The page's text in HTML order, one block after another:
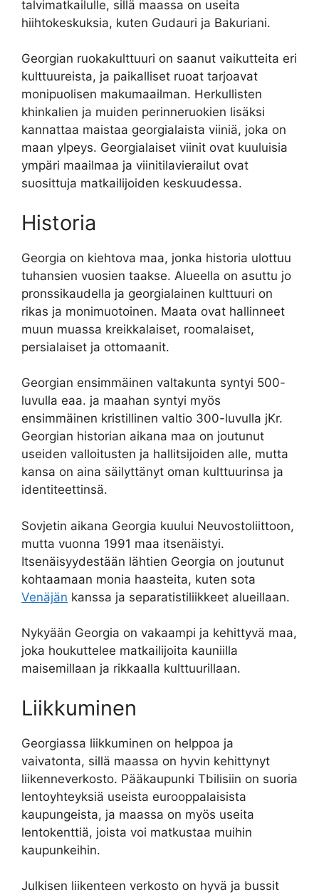
talvimatkailulle, sillä maassa on useita
hiihtokeskuksia, kuten Gudauri ja Bakuriani.
Georgian ruokakulttuuri on saanut vaikutteita eri
kulttuureista, ja paikalliset ruoat tarjoavat
monipuolisen makumaailman. Herkullisten
khinkalien ja muiden perinneruokien lisäksi
kannattaa maistaa georgialaista viiniä, joka on
maan ylpeys. Georgialaiset viinit ovat kuuluisia
ympäri maailmaa ja viinitilavierailut ovat
suosittuja matkailijoiden keskuudessa.
Historia
Georgia on kiehtova maa, jonka historia ulottuu
tuhansien vuosien taakse. Alueella on asuttu jo
pronssikaudella ja georgialainen kulttuuri on
rikas ja monimuotoinen. Maata ovat hallinneet
muun muassa kreikkalaiset, roomalaiset,
persialaiset ja ottomaanit.
Georgian ensimmäinen valtakunta syntyi 500-
luvulla eaa. ja maahan syntyi myös
ensimmäinen kristillinen valtio 300-luvulla jKr.
Georgian historian aikana maa on joutunut
useiden valloitusten ja hallitsijoiden alle, mutta
kansa on aina säilyttänyt oman kulttuurinsa ja
identiteettinsä.
Sovjetin aikana Georgia kuului Neuvostoliittoon,
mutta vuonna 1991 maa itsenäistyi.
Itsenäisyydestään lähtien Georgia on joutunut
kohtaamaan monia haasteita, kuten sota
Venäjän kanssa ja separatistiliikkeet alueillaan.
Nykyään Georgia on vakaampi ja kehittyvä maa,
joka houkuttelee matkailijoita kauniilla
maisemillaan ja rikkaalla kulttuurillaan.
Liikkuminen
Georgiassa liikkuminen on helppoa ja
vaivatonta, sillä maassa on hyvin kehittynyt
liikenneverkosto. Pääkaupunki Tbilisiin on suoria
lentoyhteyksiä useista eurooppalaisista
kaupungeista, ja maassa on myös useita
lentokenttiä, joista voi matkustaa muihin
kaupunkeihin.
Julkisen liikenteen verkosto on hyvä ja bussit